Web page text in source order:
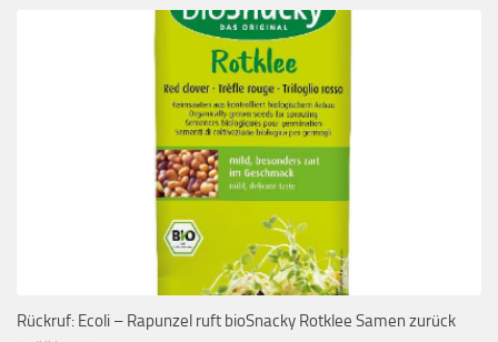
Rückruf: Ecoli – Rapunzel ruft bioSnacky Rotklee Samen zurück